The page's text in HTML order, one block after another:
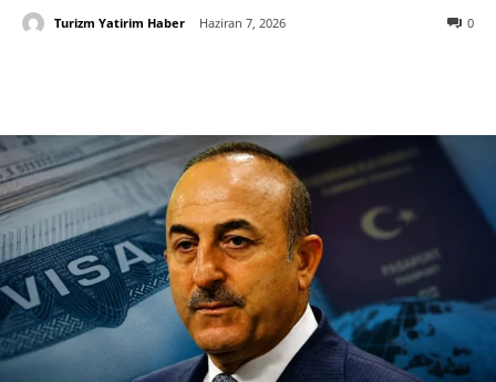
0
Turizm Yatirim Haber Haziran 7, 2026